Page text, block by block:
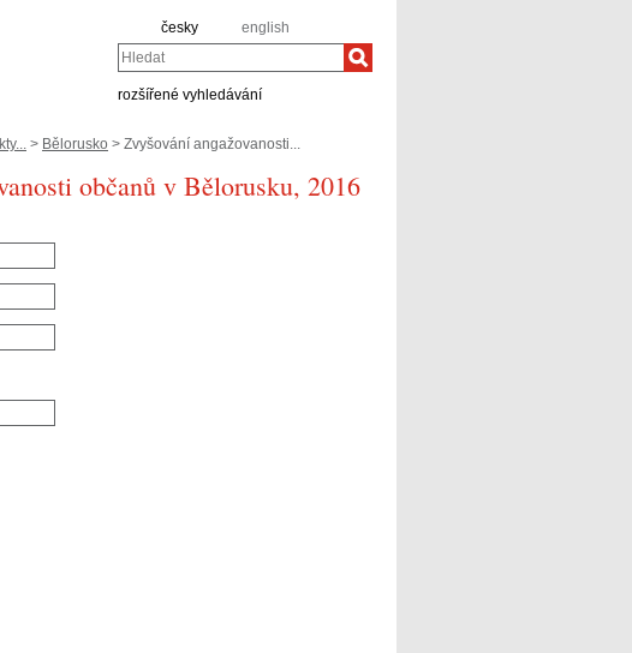
česky english
Hledat
rozšířené vyhledávání
> Bělorusko > Zvyšování angažovanosti...
občanů v Bělorusku, 2016